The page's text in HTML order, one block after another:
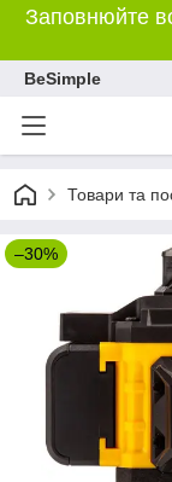
Заповнюйте
BeSimple
Товари та
–30%